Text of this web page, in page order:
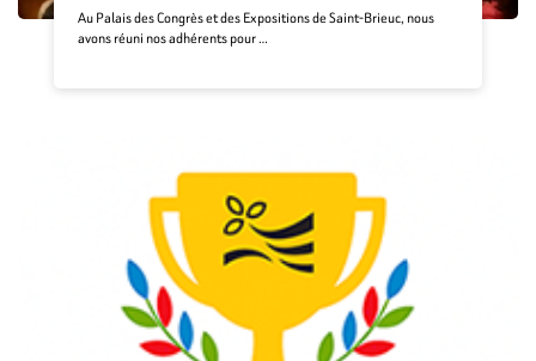
Au Palais des Congrès et des Expositions de Saint-Brieuc, nous
avons réuni nos adhérents pour …